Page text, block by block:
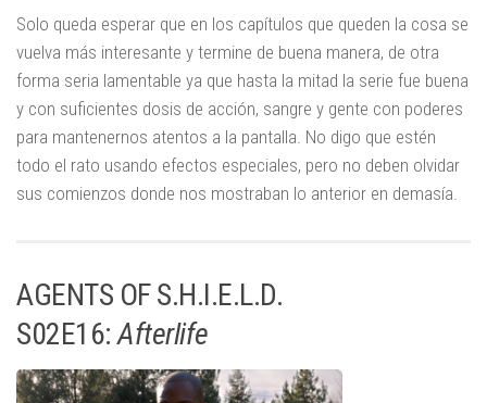
Solo queda esperar que en los capítulos que queden la cosa se
vuelva más interesante y termine de buena manera, de otra
forma seria lamentable ya que hasta la mitad la serie fue buena
y con suficientes dosis de acción, sangre y gente con poderes
para mantenernos atentos a la pantalla. No digo que estén
todo el rato usando efectos especiales, pero no deben olvidar
sus comienzos donde nos mostraban lo anterior en demasía.
AGENTS OF S.H.I.E.L.D.
S02E16:Afterlife